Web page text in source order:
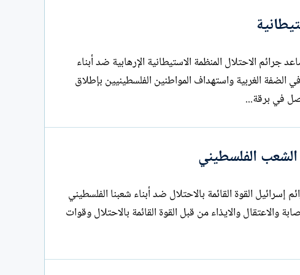
9 آب / أغسطس 2023. في ظل تصاعد جرائم الاحتلال المنظمة الاستيطانية الإرهابية ضد أبناء
الضفة الغربية واستهداف المواطنين الفلسطينيين بإطلاق
في برقة...
الفلسطيني
8 آب / أغسطس 2023. استمرار جرائم إسرائيل القوة القائمة بالاحتلال ضد أبناء شعبنا الفلسطيني
والايذاء من قبل القوة القائمة بالاحتلال وقوات